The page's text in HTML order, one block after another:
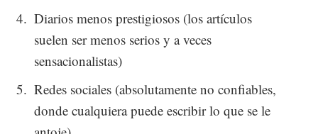
Diarios menos prestigiosos (los artículos
suelen ser menos serios y a veces
sensacionalistas)
Redes sociales (absolutamente no confiables,
donde cualquiera puede escribir lo que se le